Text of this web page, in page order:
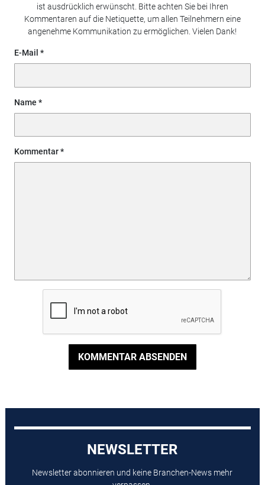
ist ausdrücklich erwünscht. Bitte achten Sie bei Ihren
Kommentaren auf die Netiquette, um allen Teilnehmern eine
angenehme Kommunikation zu ermöglichen. Vielen Dank!
E-Mail
Name
Kommentar
KOMMENTAR ABSENDEN
NEWSLETTER
Newsletter abonnieren und keine Branchen-News mehr